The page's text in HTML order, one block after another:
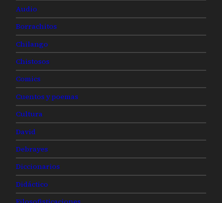
Audio
Borrachitos
Chilango
Chistosos
Comics
Cuentos y poemas
Cultura
David
Debrayes
Diccionarios
Didáctico